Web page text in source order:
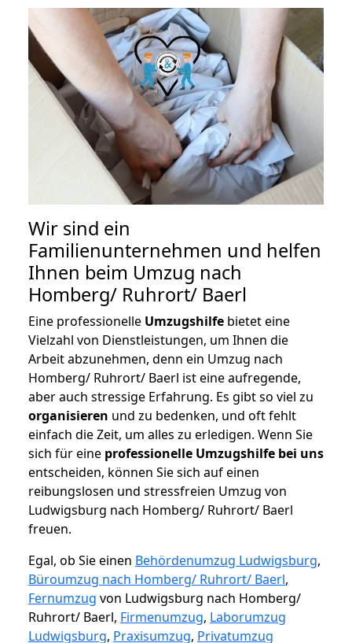
Wir sind ein
Familienunternehmen und helfen
Ihnen beim Umzug nach
Homberg/ Ruhrort/ Baerl
Eine professionelle Umzugshilfe bietet eine
Vielzahl von Dienstleistungen, um Ihnen die
Arbeit abzunehmen, denn ein Umzug nach
Homberg/ Ruhrort/ Baerl ist eine aufregende,
aber auch stressige Erfahrung. Es gibt so viel zu
organisieren und zu bedenken, und oft fehlt
einfach die Zeit, um alles zu erledigen. Wenn Sie
sich für eine professionelle Umzugshilfe bei uns
entscheiden, können Sie sich auf einen
reibungslosen und stressfreien Umzug von
Ludwigsburg nach Homberg/ Ruhrort/ Baerl
freuen.
Egal, ob Sie einen Behördenumzug Ludwigsburg,
Büroumzug nach Homberg/ Ruhrort/ Baerl,
Fernumzug von Ludwigsburg nach Homberg/
Ruhrort/ Baerl, Firmenumzug, Laborumzug
Ludwigsburg, Praxisumzug, Privatumzug